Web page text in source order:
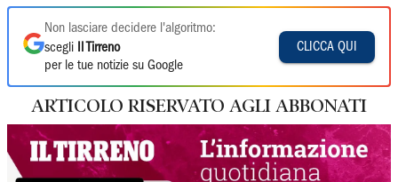
Non lasciare decidere l'algoritmo:
scegli
Il Tirreno
per le tue notizie su Google
CLICCA QUI
ARTICOLO RISERVATO AGLI ABBONATI